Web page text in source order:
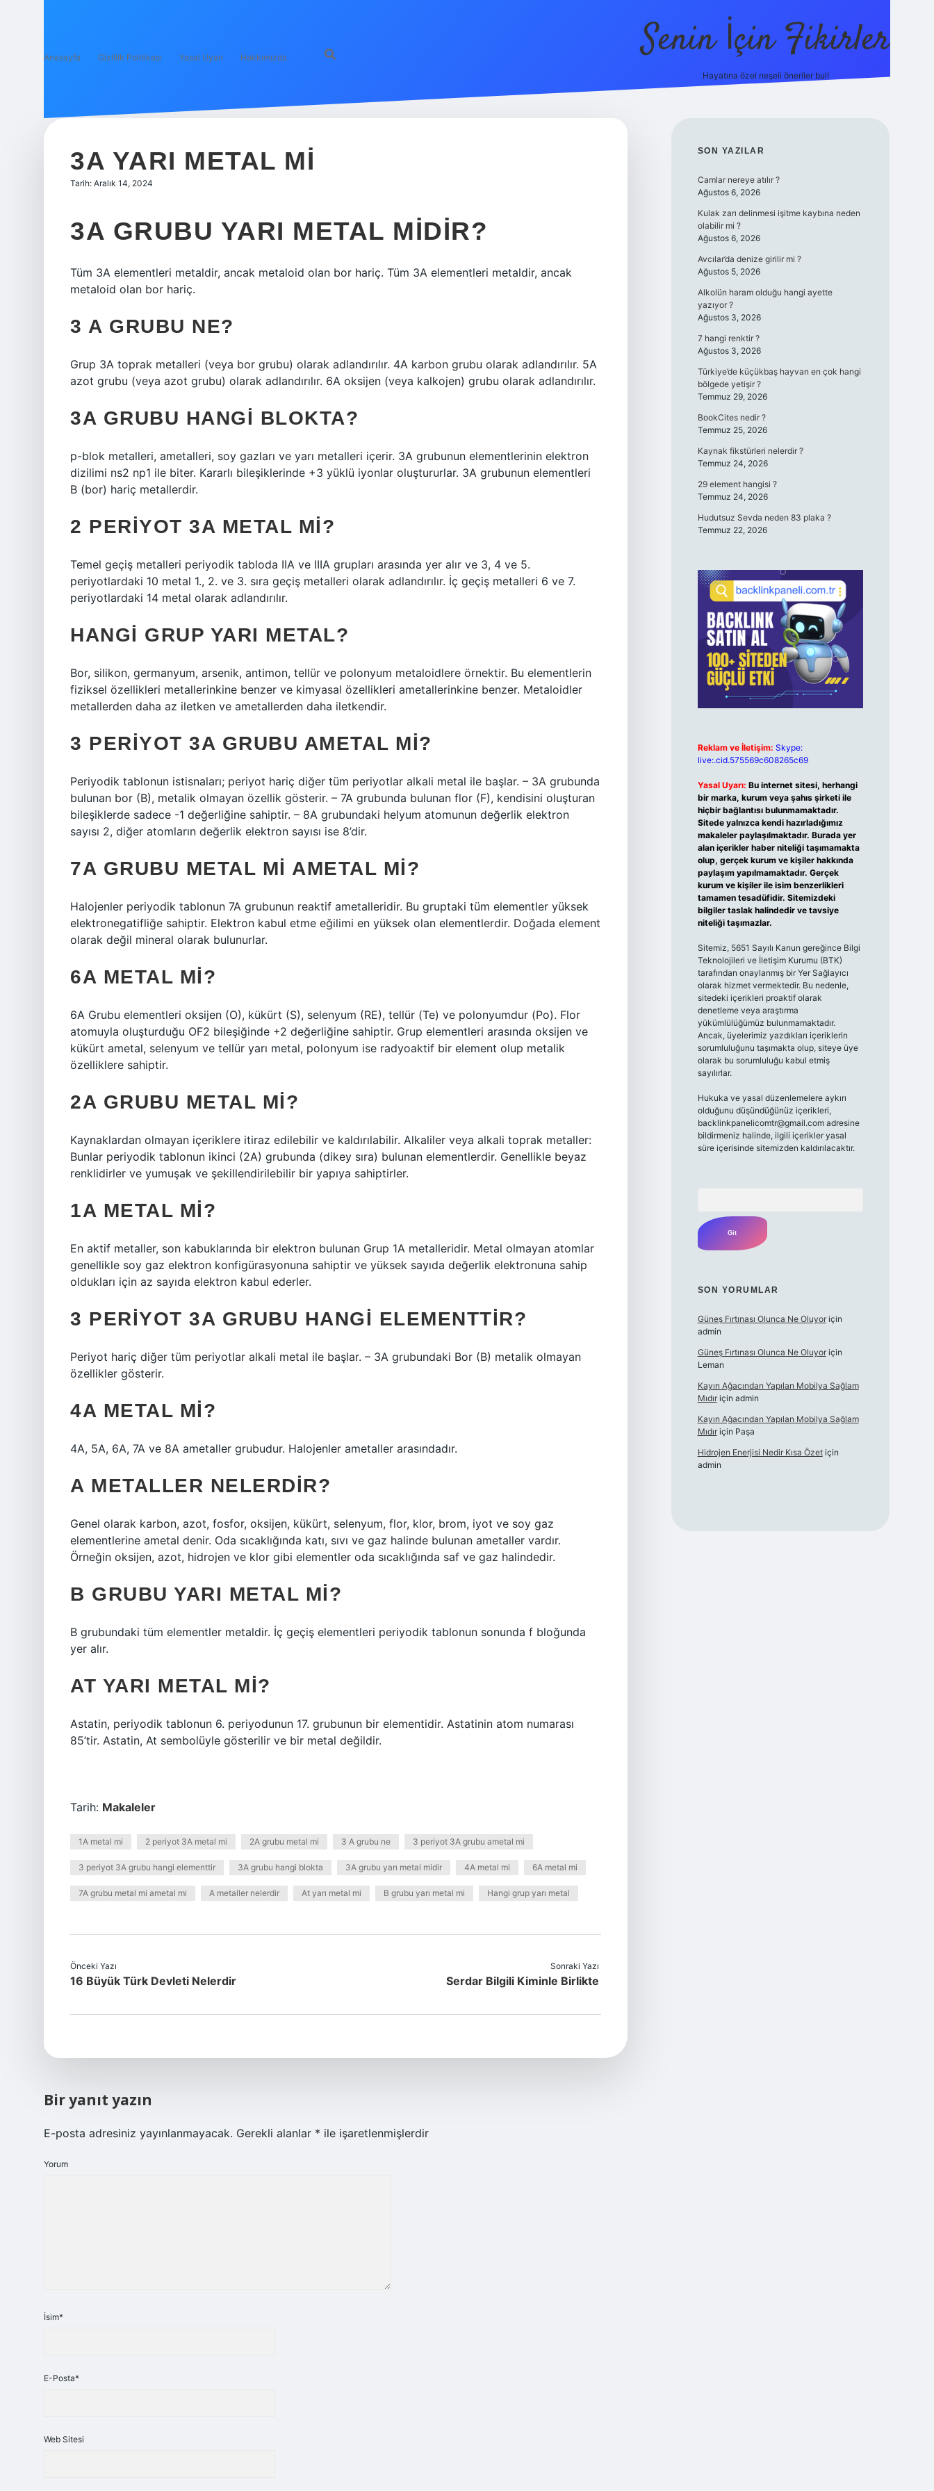
Anasayfa Gizlilik Politikası Yasal Uyarı Hakkımızda Senin İçin Fikirler
Hayatına özel neşeli öneriler bul!
3A YARI METAL MI
Tarih: Aralık 14, 2024
3A GRUBU YARI METAL MIDIR?
Tüm 3A elementleri metaldir, ancak metaloid olan bor hariç. Tüm 3A elementleri metaldir, ancak
metaloid olan bor hariç.
3 A GRUBU NE?
Grup 3A toprak metalleri (veya bor grubu) olarak adlandırılır. 4A karbon grubu olarak adlandırılır. 5A
azot grubu (veya azot grubu) olarak adlandırılır. 6A oksijen (veya kalkojen) grubu olarak adlandırılır.
3A GRUBU HANGI BLOKTA?
p-blok metalleri, ametalleri, soy gazları ve yarı metalleri içerir. 3A grubunun elementlerinin elektron
dizilimi ns2 np1 ile biter. Kararlı bileşiklerinde +3 yüklü iyonlar oluştururlar. 3A grubunun elementleri
B (bor) hariç metallerdir.
2 PERIYOT 3A METAL MI?
Temel geçiş metalleri periyodik tabloda IIA ve IIIA grupları arasında yer alır ve 3, 4 ve 5.
periyotlardaki 10 metal 1., 2. ve 3. sıra geçiş metalleri olarak adlandırılır. İç geçiş metalleri 6 ve 7.
periyotlardaki 14 metal olarak adlandırılır.
HANGI GRUP YARI METAL?
Bor, silikon, germanyum, arsenik, antimon, tellür ve polonyum metaloidlere örnektir. Bu elementlerin
fiziksel özellikleri metallerinkine benzer ve kimyasal özellikleri ametallerinkine benzer. Metaloidler
metallerden daha az iletken ve ametallerden daha iletkendir.
3 PERIYOT 3A GRUBU AMETAL MI?
Periyodik tablonun istisnaları; periyot hariç diğer tüm periyotlar alkali metal ile başlar. – 3A grubunda
bulunan bor (B), metalik olmayan özellik gösterir. – 7A grubunda bulunan flor (F), kendisini oluşturan
bileşiklerde sadece -1 değerliğine sahiptir. – 8A grubundaki helyum atomunun değerlik elektron
sayısı 2, diğer atomların değerlik elektron sayısı ise 8’dir.
7A GRUBU METAL MI AMETAL MI?
Halojenler periyodik tablonun 7A grubunun reaktif ametalleridir. Bu gruptaki tüm elementler yüksek
elektronegatifliğe sahiptir. Elektron kabul etme eğilimi en yüksek olan elementlerdir. Doğada element
olarak değil mineral olarak bulunurlar.
6A METAL MI?
6A Grubu elementleri oksijen (O), kükürt (S), selenyum (RE), tellür (Te) ve polonyumdur (Po). Flor
atomuyla oluşturduğu OF2 bileşiğinde +2 değerliğine sahiptir. Grup elementleri arasında oksijen ve
kükürt ametal, selenyum ve tellür yarı metal, polonyum ise radyoaktif bir element olup metalik
özelliklere sahiptir.
2A GRUBU METAL MI?
Kaynaklardan olmayan içeriklere itiraz edilebilir ve kaldırılabilir. Alkaliler veya alkali toprak metaller:
Bunlar periyodik tablonun ikinci (2A) grubunda (dikey sıra) bulunan elementlerdir. Genellikle beyaz
renklidirler ve yumuşak ve şekillendirilebilir bir yapıya sahiptirler.
1A METAL MI?
En aktif metaller, son kabuklarında bir elektron bulunan Grup 1A metalleridir. Metal olmayan atomlar
genellikle soy gaz elektron konfigürasyonuna sahiptir ve yüksek sayıda değerlik elektronuna sahip
oldukları için az sayıda elektron kabul ederler.
3 PERIYOT 3A GRUBU HANGI ELEMENTTIR?
Periyot hariç diğer tüm periyotlar alkali metal ile başlar. – 3A grubundaki Bor (B) metalik olmayan
özellikler gösterir.
4A METAL MI?
4A, 5A, 6A, 7A ve 8A ametaller grubudur. Halojenler ametaller arasındadır.
A METALLER NELERDIR?
Genel olarak karbon, azot, fosfor, oksijen, kükürt, selenyum, flor, klor, brom, iyot ve soy gaz
elementlerine ametal denir. Oda sıcaklığında katı, sıvı ve gaz halinde bulunan ametaller vardır.
Örneğin oksijen, azot, hidrojen ve klor gibi elementler oda sıcaklığında saf ve gaz halindedir.
B GRUBU YARI METAL MI?
B grubundaki tüm elementler metaldir. İç geçiş elementleri periyodik tablonun sonunda f bloğunda
yer alır.
AT YARI METAL MI?
Astatin, periyodik tablonun 6. periyodunun 17. grubunun bir elementidir. Astatinin atom numarası
85’tir. Astatin, At sembolüyle gösterilir ve bir metal değildir.
Tarih: Makaleler
1A metal mi 2 periyot 3A metal mi 2A grubu metal mi 3 A grubu ne 3 periyot 3A grubu ametal mi
3 periyot 3A grubu hangi elementtir 3A grubu hangi blokta 3A grubu yarı metal midir 4A metal mi 6A metal mi
7A grubu metal mi ametal mi A metaller nelerdir At yarı metal mi B grubu yarı metal mi Hangi grup yarı metal
Önceki Yazı
16 Büyük Türk Devleti Nelerdir
Sonraki Yazı
Serdar Bilgili Kiminle Birlikte
Bir yanıt yazın
E-posta adresiniz yayınlanmayacak. Gerekli alanlar * ile işaretlenmişlerdir
Yorum
İsim*
E-Posta*
Web Sitesi
SIDEBAR
SON YAZILAR
Camlar nereye atılır ?
Ağustos 6, 2026
Kulak zarı delinmesi işitme kaybına neden
olabilir mi ?
Ağustos 6, 2026
Avcılar’da denize girilir mi ?
Ağustos 5, 2026
Alkolün haram olduğu hangi ayette
yazıyor ?
Ağustos 3, 2026
7 hangi renktir ?
Ağustos 3, 2026
Türkiye’de küçükbaş hayvan en çok hangi
bölgede yetişir ?
Temmuz 29, 2026
BookCites nedir ?
Temmuz 25, 2026
Kaynak fikstürleri nelerdir ?
Temmuz 24, 2026
29 element hangisi ?
Temmuz 24, 2026
Hudutsuz Sevda neden 83 plaka ?
Temmuz 22, 2026
Reklam ve İletişim: Skype:
live:.cid.575569c608265c69
Yasal Uyarı: Bu internet sitesi, herhangi
bir marka, kurum veya şahıs şirketi ile
hiçbir bağlantısı bulunmamaktadır.
Sitede yalnızca kendi hazırladığımız
makaleler paylaşılmaktadır. Burada yer
alan içerikler haber niteliği taşımamakta
olup, gerçek kurum ve kişiler hakkında
paylaşım yapılmamaktadır. Gerçek
kurum ve kişiler ile isim benzerlikleri
tamamen tesadüfidir. Sitemizdeki
bilgiler taslak halindedir ve tavsiye
niteliği taşımazlar.
Sitemiz, 5651 Sayılı Kanun gereğince Bilgi
Teknolojileri ve İletişim Kurumu (BTK)
tarafından onaylanmış bir Yer Sağlayıcı
olarak hizmet vermektedir. Bu nedenle,
sitedeki içerikleri proaktif olarak
denetleme veya araştırma
yükümlülüğümüz bulunmamaktadır.
Ancak, üyelerimiz yazdıkları içeriklerin
sorumluluğunu taşımakta olup, siteye üye
olarak bu sorumluluğu kabul etmiş
sayılırlar.
Hukuka ve yasal düzenlemelere aykırı
olduğunu düşündüğünüz içerikleri,
backlinkpanelicomtr@gmail.comadresine
bildirmeniz halinde, ilgili içerikler yasal
süre içerisinde sitemizden kaldırılacaktır.
SON YORUMLAR
Güneş Fırtınası Olunca Ne Oluyoriçin
admin
Güneş Fırtınası Olunca Ne Oluyoriçin
Leman
Kayın Ağacından Yapılan Mobilya Sağlam
Mıdıriçin admin
Kayın Ağacından Yapılan Mobilya Sağlam
Mıdıriçin Paşa
Hidrojen Enerjisi Nedir Kısa Özetiçin
admin